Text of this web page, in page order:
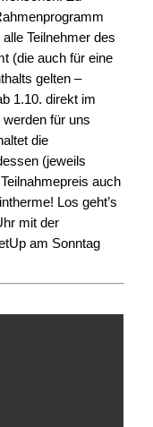
Teilnehmer des
(die auch für eine
gelten –
1.10. direkt im
für uns
die
(jeweils
auch
Los geht’s
mit der
am Sonntag